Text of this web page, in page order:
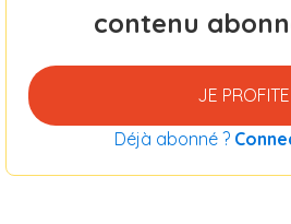
contenu
JE PROFITE
Déjà abonné ?